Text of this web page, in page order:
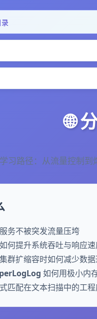
🌐
习路径：从流量控制到
务不被突发流量压垮
如何提升系统吞吐与响应
群扩缩容时如何减少数
如何用极小内
匹配在文本扫描中的工